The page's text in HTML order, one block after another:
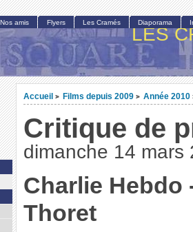
LES
Accueil > Films depuis 2009 > Année 2010
Critique de
dimanche 14 mars
Charlie Hebdo
Thoret
Nos amis Flyers Les Cramés Diaporama